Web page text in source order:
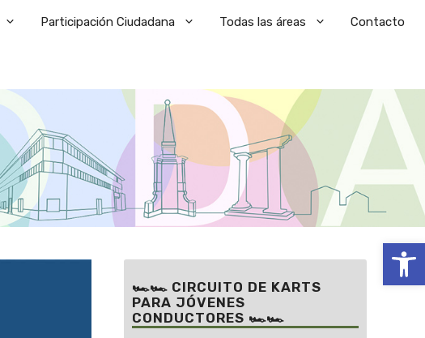
Abrir
Participación Ciudadana Todas las áreas Contacto
🏎🏎 CIRCUITO DE KARTS
PARA JÓVENES
CONDUCTORES 🏎🏎